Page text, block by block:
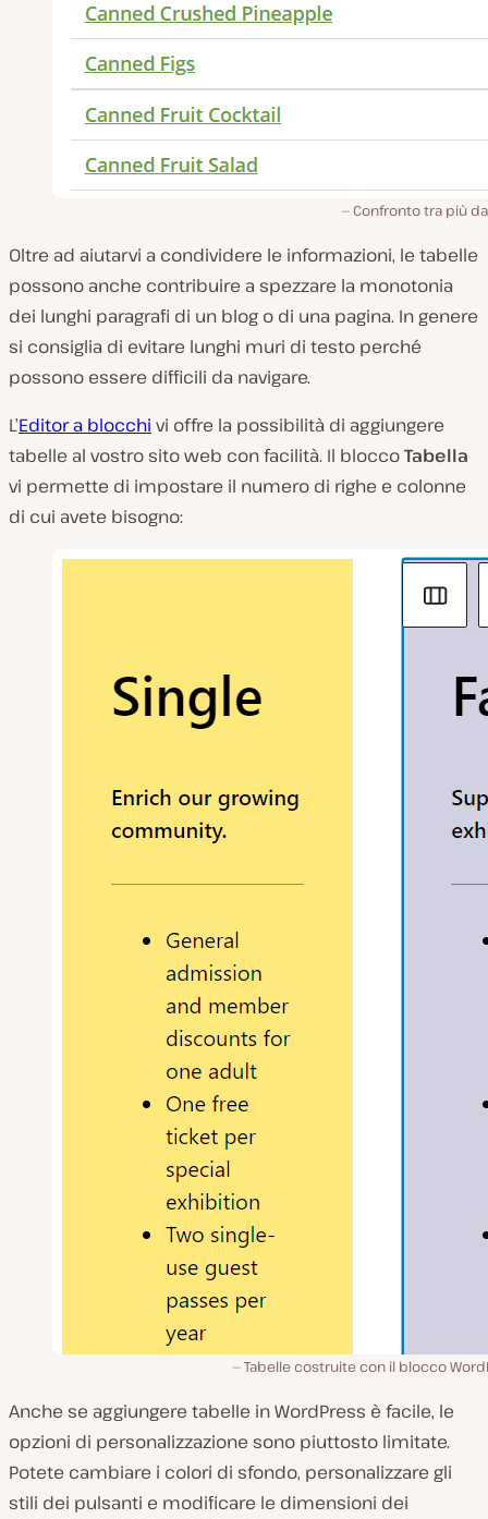
Confronto tra più
Oltre ad aiutarvi a condividere le informazioni, le tabelle
possono anche contribuire a spezzare la monotonia
dei lunghi paragrafi di un blog o di una pagina. In genere
si consiglia di evitare lunghi muri di testo perché
possono essere difficili da navigare.
L’Editor a blocchi vi offre la possibilità di aggiungere
tabelle al vostro sito web con facilità. Il bloccoTabella
vi permette di impostare il numero di righe e colonne
di cui avete bisogno:
Tabelle costruite con il blocco
Anche se aggiungere tabelle in WordPress è facile, le
opzioni di personalizzazione sono piuttosto limitate.
Potete cambiare i colori di sfondo, personalizzare gli
stili dei pulsanti e modificare le dimensioni dei